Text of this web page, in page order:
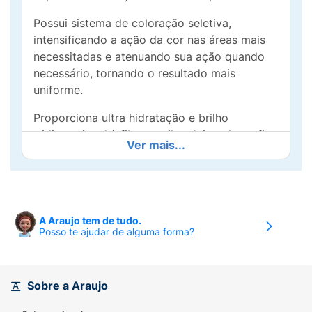
Possui sistema de coloração seletiva,
intensificando a ação da cor nas áreas mais
necessitadas e atenuando sua ação quando
necessário, tornando o resultado mais
uniforme.
Proporciona ultra hidratação e brilho
tridimensional à fibra capilar, deixando os fios
mais luminosos e naturais.
de agentes emolientes, como óleos
essenciais, proporcionando hidratação dos
BIOMIMETIC, que promove o selamento das
cutículas capilares e prolonga o efeito da
Ver mais...
A Araujo tem de tudo.
Posso te ajudar de alguma forma?
Sobre a Araujo